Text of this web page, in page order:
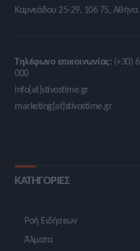
Καρνεάδου 25-29, 106 75, Αθήνα
Τηλέφωνο επικοινωνίας: (+30)
000
info[at]stivostime.gr
marketing[at]stivostime.gr
ΚΑΤΗΓΟΡΙΕΣ
Ροή Ειδήσεων
Άλματα